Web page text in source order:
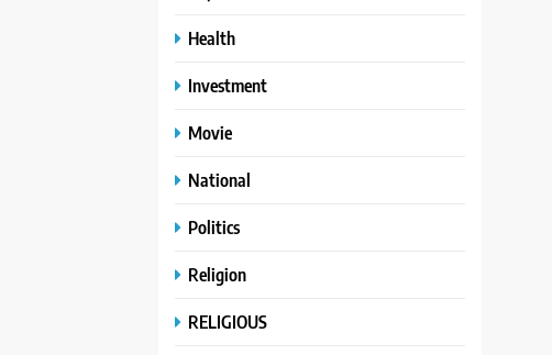
Health
Investment
Movie
National
Politics
Religion
RELIGIOUS